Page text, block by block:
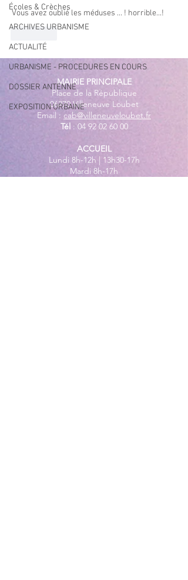
Écoles & Crèches
ARCHIVES URBANISME
ACTUALITÉ
URBANISME - PROCEDURES EN COURS
DOSSIER ANTENNE
EXPOSITION URBAINE
Vous avez oublié les méduses ... ! horrible...!
MAIRIE PRINCIPALE
Place de la République
06270 Villeneuve Loubet
Email : cab@villeneuveloubet.fr
Tél : 04 92 02 60 00
ACCUEIL
Lundi 8h-12h | 13h30-17h
Mardi 8h-17h